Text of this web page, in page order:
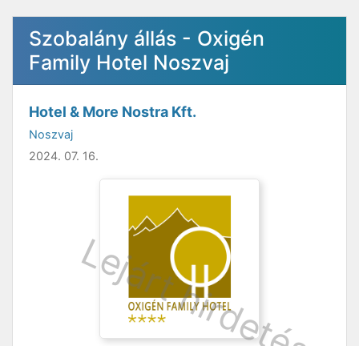
Szobalány állás - Oxigén
Family Hotel Noszvaj
Hotel & More Nostra Kft.
Noszvaj
2024. 07. 16.